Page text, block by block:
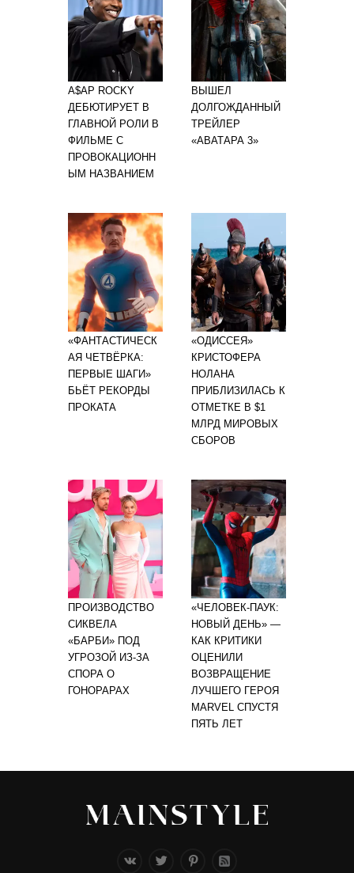
A$AP ROCKY
ДЕБЮТИРУЕТ В
ГЛАВНОЙ РОЛИ В
ФИЛЬМЕ С
ПРОВОКАЦИОНН
ЫМ НАЗВАНИЕМ
ВЫШЕЛ
ДОЛГОЖДАННЫЙ
ТРЕЙЛЕР
«АВАТАРА 3»
«ФАНТАСТИЧЕСК
АЯ ЧЕТВЁРКА:
ПЕРВЫЕ ШАГИ»
БЬЁТ РЕКОРДЫ
ПРОКАТА
«ОДИССЕЯ»
КРИСТОФЕРА
НОЛАНА
ПРИБЛИЗИЛАСЬ К
ОТМЕТКЕ В $1
МЛРД МИРОВЫХ
СБОРОВ
ПРОИЗВОДСТВО
СИКВЕЛА
«БАРБИ» ПОД
УГРОЗОЙ ИЗ-ЗА
СПОРА О
ГОНОРАРАХ
«ЧЕЛОВЕК-ПАУК:
НОВЫЙ ДЕНЬ» —
КАК КРИТИКИ
ОЦЕНИЛИ
ВОЗВРАЩЕНИЕ
ЛУЧШЕГО ГЕРОЯ
MARVEL СПУСТЯ
ПЯТЬ ЛЕТ